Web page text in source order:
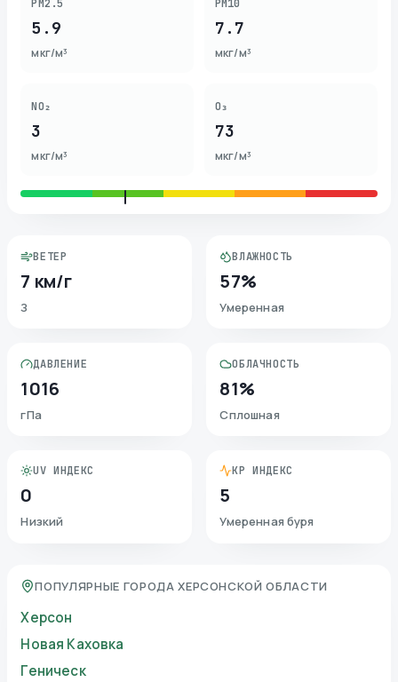
PM2.5
5.9
мкг/м³
PM10
7.7
мкг/м³
NO₂
3
мкг/м³
O₃
73
мкг/м³
ВЕТЕР
7 км/г
З
ВЛАЖНОСТЬ
57%
Умеренная
ДАВЛЕНИЕ
1016
гПа
ОБЛАЧНОСТЬ
81%
Сплошная
UV ИНДЕКС
0
Низкий
KP ИНДЕКС
5
Умеренная буря
ПОПУЛЯРНЫЕ ГОРОДА ХЕРСОНСКОЙ ОБЛАСТИ
Херсон
Новая Каховка
Геническ